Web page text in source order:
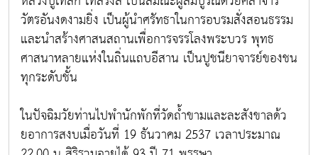
วัตรอันงดงามยิ่ง เป็นผู้นำศรัทธาในการอบรมสั่งสอนธรรม
และนำสร้างศาสนสถานเพื่อการจรรโลงพระบวร พุทธ
ศาสนาหลายแห่งในถิ่นแถบอีสาน เป็นปูชนียาจารย์ของชน
ทุกระดับชั้น
ในปัจฉิมวัยท่านไปพำนักพักที่วัดถ้ำขามและละสังขาลด้ว
ยอาการสงบเมื่อวันที่ 19 ธันวาคม 2537 เวลาประมาณ